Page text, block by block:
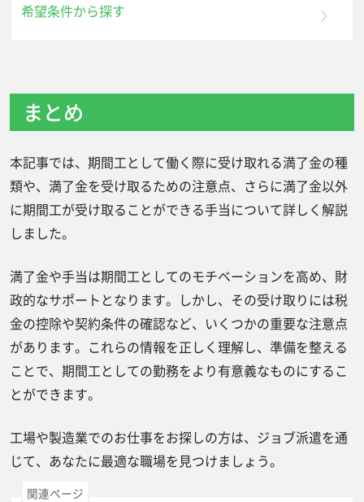
希望条件から探す
まとめ
本記事では、期間工として働く際に受け取れる満了金の種
類や、満了金を受け取るための注意点、さらに満了金以外
に期間工が受け取ることができる手当について詳しく解説
しました。
満了金や手当は期間工としてのモチベーションを高め、財
政的なサポートとなります。しかし、その受け取りには税
金の控除や契約条件の確認など、いくつかの重要な注意点
があります。これらの情報を正しく理解し、準備を整える
ことで、期間工としての勤務をより有意義なものにするこ
とができます。
工場や製造業でのお仕事をお探しの方は、ジョブ派遣を通
じて、あなたに最適な職場を見つけましょう。
関連ページ